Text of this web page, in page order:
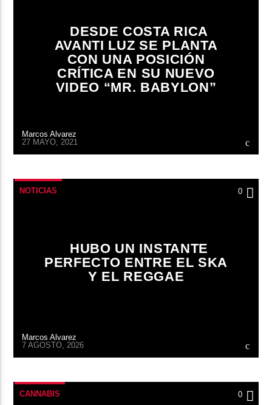
DESDE COSTA RICA
AVANTI LUZ SE PLANTA
CON UNA POSICIÓN
CRÍTICA EN SU NUEVO
VIDEO “MR. BABYLON”
Marcos Alvarez
27 MAYO, 2021
NOTICIAS 0
HUBO UN INSTANTE
PERFECTO ENTRE EL SKA
Y EL REGGAE
Marcos Alvarez
7 AGOSTO, 2026
CANNABIS 0